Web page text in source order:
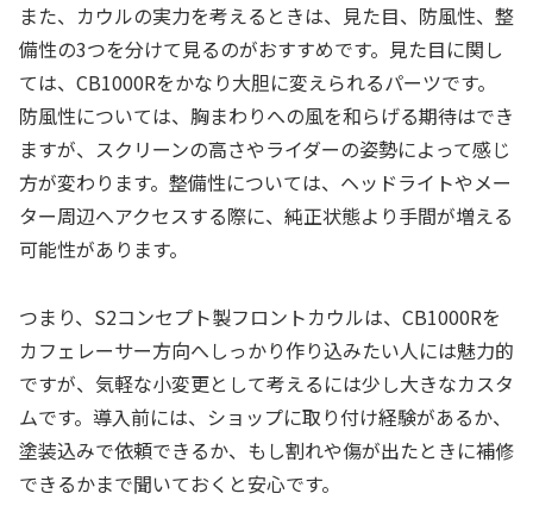
また、カウルの実力を考えるときは、見た目、防風性、整
備性の3つを分けて見るのがおすすめです。見た目に関し
ては、CB1000Rをかなり大胆に変えられるパーツです。
防風性については、胸まわりへの風を和らげる期待はでき
ますが、スクリーンの高さやライダーの姿勢によって感じ
方が変わります。整備性については、ヘッドライトやメー
ター周辺へアクセスする際に、純正状態より手間が増える
可能性があります。
つまり、S2コンセプト製フロントカウルは、CB1000Rを
カフェレーサー方向へしっかり作り込みたい人には魅力的
ですが、気軽な小変更として考えるには少し大きなカスタ
ムです。導入前には、ショップに取り付け経験があるか、
塗装込みで依頼できるか、もし割れや傷が出たときに補修
できるかまで聞いておくと安心です。